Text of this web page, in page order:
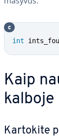
int
c
Kaip
kalboje
Kartokite